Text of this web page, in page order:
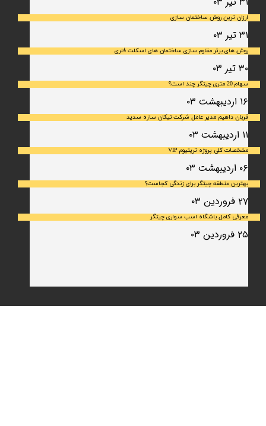
ارزان ترین روش ساختمان سازی
۳۱ تیر ۰۳
روش های برتر مقاوم سازی ساختمان های اسکلت فلری
۳۰ تیر ۰۳
سهام 20 متری چیتگر چند است؟
۱۶ اردیبهشت ۰۳
قربان داهیم مدیر عامل شرکت نیکان سازه سدید
۱۱ اردیبهشت ۰۳
مشخصات کلی پروژه تریتیوم VIP
۰۶ اردیبهشت ۰۳
بهترین منطقه چیتگر برای زندگی کجاست؟
۲۷ فروردین ۰۳
معرفی کامل باشگاه اسب سواری چیتگر
۲۵ فروردین ۰۳